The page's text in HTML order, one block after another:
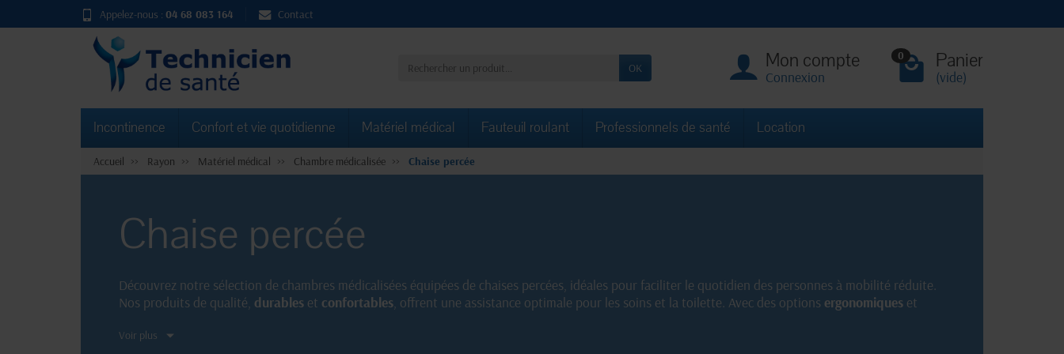
Appelez-nous : 04 68 083 164 Contact
OK Mon compte
Connexion
0 Panier
(vide)
Incontinence Confort et vie quotidienne Matériel médical Fauteuil roulant Professionnels de santé Location
Accueil Rayon Matériel médical Chambre médicalisée Chaise percée
Chaise percée
Découvrez notre sélection de chambres médicalisées équipées de chaises percées, idéales pour faciliter le quotidien des personnes à mobilité réduite.
Nos produits de qualité, durables et confortables, offrent une assistance optimale pour les soins et la toilette. Avec des options ergonomiques et
et adapté.
Voir plus